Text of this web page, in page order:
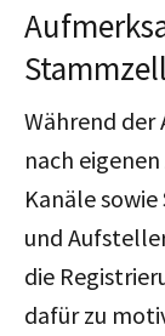
Während
nach
Kanäle
und
die
dafür zu